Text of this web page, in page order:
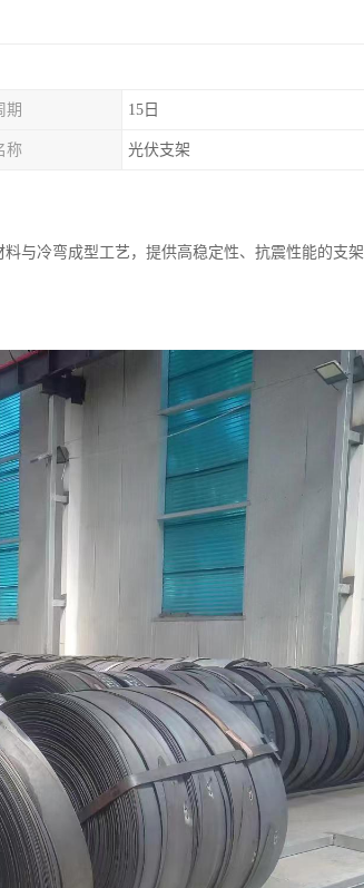
期 15日
称 光伏支架
与冷弯成型工艺，提供高稳定性、抗震性能的支